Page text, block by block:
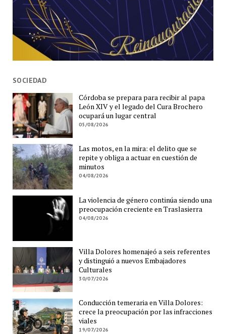
SOCIEDAD
Córdoba se prepara para recibir al papa
León XIV y el legado del Cura Brochero
ocupará un lugar central
05/08/2026
Las motos, en la mira: el delito que se
repite y obliga a actuar en cuestión de
minutos
04/08/2026
La violencia de género continúa siendo una
preocupación creciente en Traslasierra
04/08/2026
Villa Dolores homenajeó a seis referentes
y distinguió a nuevos Embajadores
Culturales
30/07/2026
Conducción temeraria en Villa Dolores:
crece la preocupación por las infracciones
viales
19/07/2026